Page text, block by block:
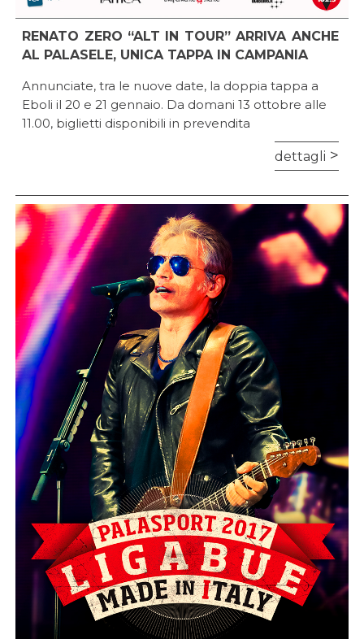
RENATO ZERO “ALT IN TOUR” ARRIVA ANCHE
AL PALASELE, UNICA TAPPA IN CAMPANIA
Annunciate, tra le nuove date, la doppia tappa a
Eboli il 20 e 21 gennaio. Da domani 13 ottobre alle
11.00, biglietti disponibili in prevendita
dettagli